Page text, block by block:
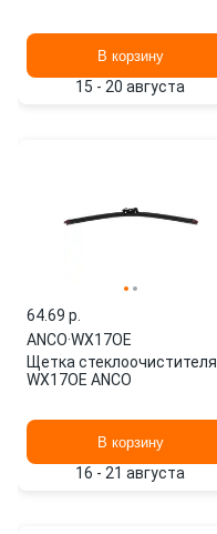
В корзину
15 - 20 августа
64.69 p.
ANCO·WX17OE
Щетка стеклоочистителя
WX17OE ANCO
В корзину
16 - 21 августа